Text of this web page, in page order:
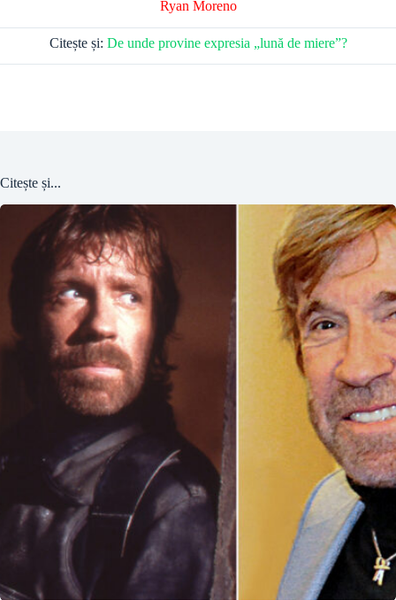
Ryan Moreno
Citește și: De unde provine expresia „lună de miere”?
Citește și...